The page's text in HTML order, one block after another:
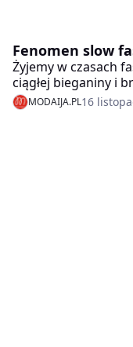
Fenomen slow
Żyjemy w czasach
ciągłej bieganiny i
szybkość. Do
takie trendy, jednak
MODAIJA.PL16